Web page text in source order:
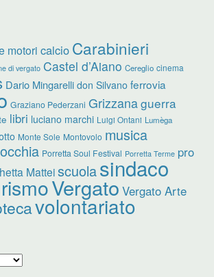
motori calcio Carabinieri
di vergato Castel d’Aiano Cereglio cinema
Dario Mingarelli don Silvano ferrovia
Graziano Pederzani Grizzanaguerra
libri luciano marchi Luigi Ontani Lumèga
Monte Sole Montovolo musica
Porretta Soul Festival Porretta Terme pro
Matteiscuolasindaco
Vergato Vergato Arte
volontariato